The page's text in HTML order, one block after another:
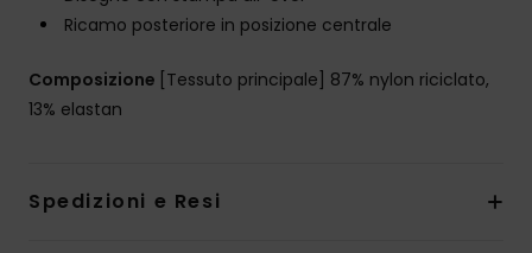
Ricamo posteriore in posizione centrale
Composizione [Tessuto principale] 87% nylon riciclato,
13% elastan
Spedizioni e Resi